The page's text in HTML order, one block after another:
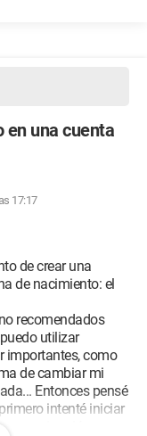
en una cuenta
17:17
de crear una
de nacimiento: el
recomendados
utilizar
importantes, como
de cambiar mi
Entonces pensé
intenté iniciar
mi sesión no